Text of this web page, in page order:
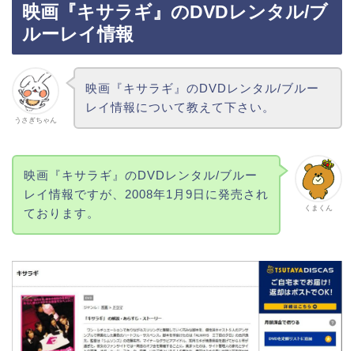
映画『キサラギ』のDVDレンタル/ブ
ルーレイ情報
うさぎちゃん
映画『キサラギ』のDVDレンタル/ブルー
レイ情報について教えて下さい。
くまくん
映画『キサラギ』のDVDレンタル/ブルー
レイ情報ですが、2008年1月9日に発売され
ております。